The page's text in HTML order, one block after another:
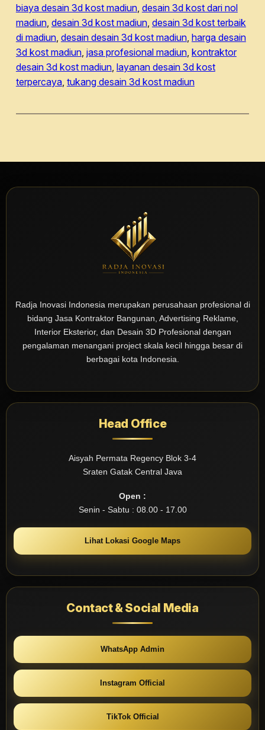
biaya desain 3d kost madiun, desain 3d kost dari nol
madiun, desain 3d kost madiun, desain 3d kost terbaik
di madiun, desain desain 3d kost madiun, harga desain
3d kost madiun, jasa profesional madiun, kontraktor
desain 3d kost madiun, layanan desain 3d kost
terpercaya, tukang desain 3d kost madiun
Radja Inovasi Indonesia merupakan perusahaan profesional di
bidang Jasa Kontraktor Bangunan, Advertising Reklame,
Interior Eksterior, dan Desain 3D Profesional dengan
pengalaman menangani project skala kecil hingga besar di
berbagai kota Indonesia.
Head Office
Aisyah Permata Regency Blok 3-4
Sraten Gatak Central Java
Open :
Senin - Sabtu : 08.00 - 17.00
Lihat Lokasi Google Maps
Contact & Social Media
WhatsApp Admin
Instagram Official
TikTok Official